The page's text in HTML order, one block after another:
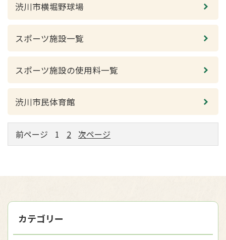
渋川市横堀野球場
スポーツ施設一覧
スポーツ施設の使用料一覧
渋川市民体育館
前ページ 1 2 次ページ
カテゴリー